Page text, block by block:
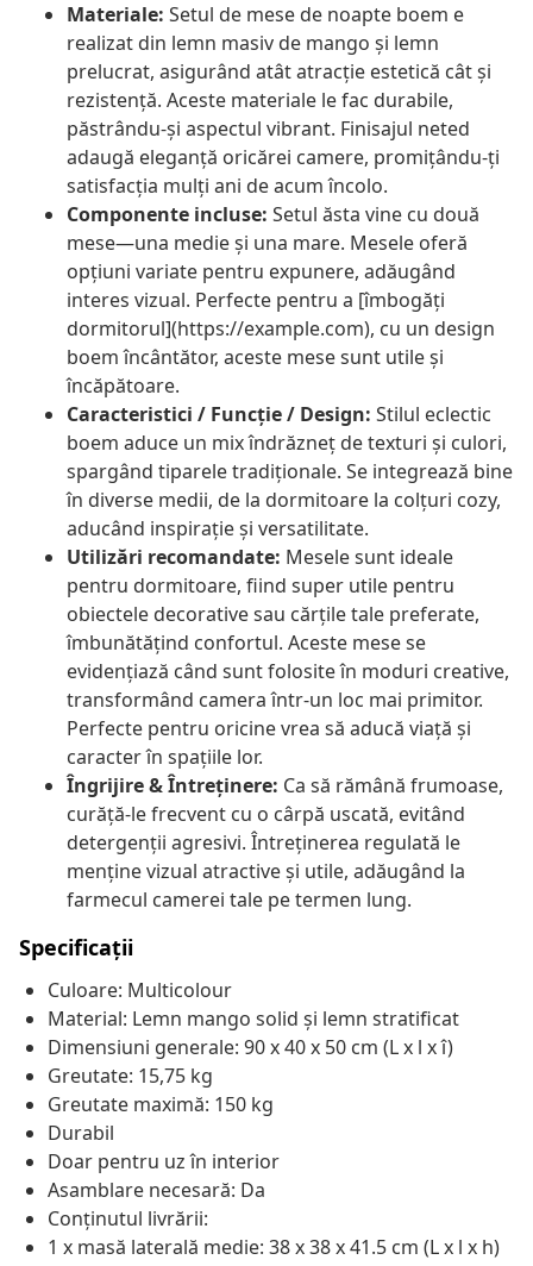
Materiale: Setul de mese de noapte boem e
realizat din lemn masiv de mango și lemn
prelucrat, asigurând atât atracție estetică cât și
rezistență. Aceste materiale le fac durabile,
păstrându-și aspectul vibrant. Finisajul neted
adaugă eleganță oricărei camere, promițându-ți
satisfacția mulți ani de acum încolo.
Componente incluse: Setul ăsta vine cu două
mese—una medie și una mare. Mesele oferă
opțiuni variate pentru expunere, adăugând
interes vizual. Perfecte pentru a [îmbogăți
dormitorul](https://example.com), cu un design
boem încântător, aceste mese sunt utile și
încăpătoare.
Caracteristici / Funcție / Design: Stilul eclectic
boem aduce un mix îndrăzneț de texturi și culori,
spargând tiparele tradiționale. Se integrează bine
în diverse medii, de la dormitoare la colțuri cozy,
aducând inspirație și versatilitate.
Utilizări recomandate: Mesele sunt ideale
pentru dormitoare, fiind super utile pentru
obiectele decorative sau cărțile tale preferate,
îmbunătățind confortul. Aceste mese se
evidențiază când sunt folosite în moduri creative,
transformând camera într-un loc mai primitor.
Perfecte pentru oricine vrea să aducă viață și
caracter în spațiile lor.
Îngrijire & Întreținere: Ca să rămână frumoase,
curăță-le frecvent cu o cârpă uscată, evitând
detergenții agresivi. Întreținerea regulată le
menține vizual atractive și utile, adăugând la
farmecul camerei tale pe termen lung.
Specificații
Culoare: Multicolour
Material: Lemn mango solid și lemn stratificat
Dimensiuni generale: 90 x 40 x 50 cm (L x l x î)
Greutate: 15,75 kg
Greutate maximă: 150 kg
Durabil
Doar pentru uz în interior
Asamblare necesară: Da
Conținutul livrării:
1 x masă laterală medie: 38 x 38 x 41.5 cm (L x l x h)